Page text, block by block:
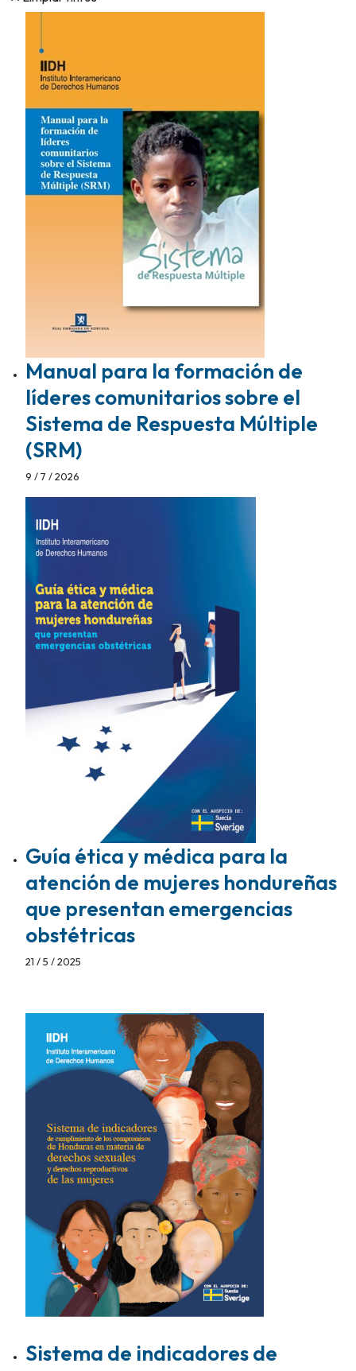
Manual para la formación de
líderes comunitarios sobre el
Sistema de Respuesta Múltiple
(SRM)
9 / 7 / 2026
Guía ética y médica para la
atención de mujeres hondureñas
que presentan emergencias
obstétricas
21 / 5 / 2025
Sistema de indicadores de